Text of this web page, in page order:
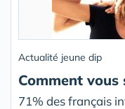
Actualité jeune dip
Comment
71% des français